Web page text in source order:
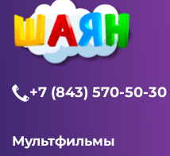
+7 (843) 570-50-30
Мультфильмы